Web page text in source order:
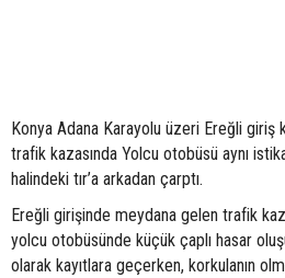
Konya Adana Karayolu üzeri Ereğli giriş
trafik kazasında Yolcu otobüsü aynı
halindeki tır’a arkadan çarptı.
Ereğli girişinde meydana gelen trafik
yolcu otobüsünde küçük çaplı hasar
olarak kayıtlara geçerken, korkulanın